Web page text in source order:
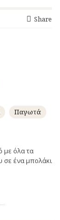
Share
Παγωτά
με όλα τα
σε ένα μπολάκι